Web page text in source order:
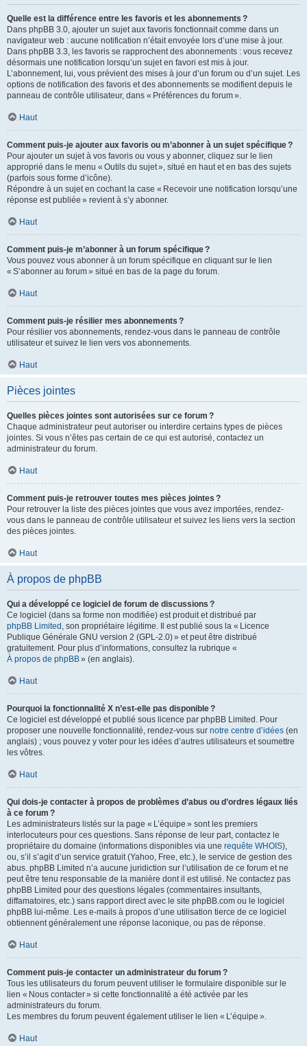
Quelle est la différence entre les favoris et les abonnements ?
Dans phpBB 3.0, ajouter un sujet aux favoris fonctionnait comme dans un
navigateur web : aucune notification n’était envoyée lors d’une mise à jour.
Dans phpBB 3.3, les favoris se rapprochent des abonnements : vous recevez
désormais une notification lorsqu’un sujet en favori est mis à jour.
L’abonnement, lui, vous prévient des mises à jour d’un forum ou d’un sujet. Les
options de notification des favoris et des abonnements se modifient depuis le
panneau de contrôle utilisateur, dans « Préférences du forum ».
Haut
Comment puis-je ajouter aux favoris ou m’abonner à un sujet spécifique ?
Pour ajouter un sujet à vos favoris ou vous y abonner, cliquez sur le lien
approprié dans le menu « Outils du sujet », situé en haut et en bas des sujets
(parfois sous forme d’icône).
Répondre à un sujet en cochant la case « Recevoir une notification lorsqu’une
réponse est publiée » revient à s’y abonner.
Haut
Comment puis-je m’abonner à un forum spécifique ?
Vous pouvez vous abonner à un forum spécifique en cliquant sur le lien
« S’abonner au forum » situé en bas de la page du forum.
Haut
Comment puis-je résilier mes abonnements ?
Pour résilier vos abonnements, rendez-vous dans le panneau de contrôle
utilisateur et suivez le lien vers vos abonnements.
Haut
Pièces jointes
Quelles pièces jointes sont autorisées sur ce forum ?
Chaque administrateur peut autoriser ou interdire certains types de pièces
jointes. Si vous n’êtes pas certain de ce qui est autorisé, contactez un
administrateur du forum.
Haut
Comment puis-je retrouver toutes mes pièces jointes ?
Pour retrouver la liste des pièces jointes que vous avez importées, rendez-
vous dans le panneau de contrôle utilisateur et suivez les liens vers la section
des pièces jointes.
Haut
À propos de phpBB
Qui a développé ce logiciel de forum de discussions ?
Ce logiciel (dans sa forme non modifiée) est produit et distribué par
phpBB Limited , son propriétaire légitime. Il est publié sous la « Licence
Publique Générale GNU version 2 (GPL-2.0) » et peut être distribué
gratuitement. Pour plus d’informations, consultez la rubrique «
À propos de phpBB» (en anglais).
Haut
Pourquoi la fonctionnalité X n’est-elle pas disponible ?
Ce logiciel est développé et publié sous licence par phpBB Limited. Pour
proposer une nouvelle fonctionnalité, rendez-vous sur notre centre d’idées (en
anglais) ; vous pouvez y voter pour les idées d’autres utilisateurs et soumettre
les vôtres.
Haut
Qui dois-je contacter à propos de problèmes d’abus ou d’ordres légaux liés
à ce forum ?
Les administrateurs listés sur la page « L’équipe » sont les premiers
interlocuteurs pour ces questions. Sans réponse de leur part, contactez le
propriétaire du domaine (informations disponibles via une requête WHOIS),
ou, s’il s’agit d’un service gratuit (Yahoo, Free, etc.), le service de gestion des
abus. phpBB Limited n’a aucune juridiction sur l’utilisation de ce forum et ne
peut être tenu responsable de la manière dont il est utilisé. Ne contactez pas
phpBB Limited pour des questions légales (commentaires insultants,
diffamatoires, etc.) sans rapport direct avec le site phpBB.com ou le logiciel
phpBB lui-même. Les e-mails à propos d’une utilisation tierce de ce logiciel
obtiennent généralement une réponse laconique, ou pas de réponse.
Haut
Comment puis-je contacter un administrateur du forum ?
Tous les utilisateurs du forum peuvent utiliser le formulaire disponible sur le
lien « Nous contacter » si cette fonctionnalité a été activée par les
administrateurs du forum.
Les membres du forum peuvent également utiliser le lien « L’équipe ».
Haut